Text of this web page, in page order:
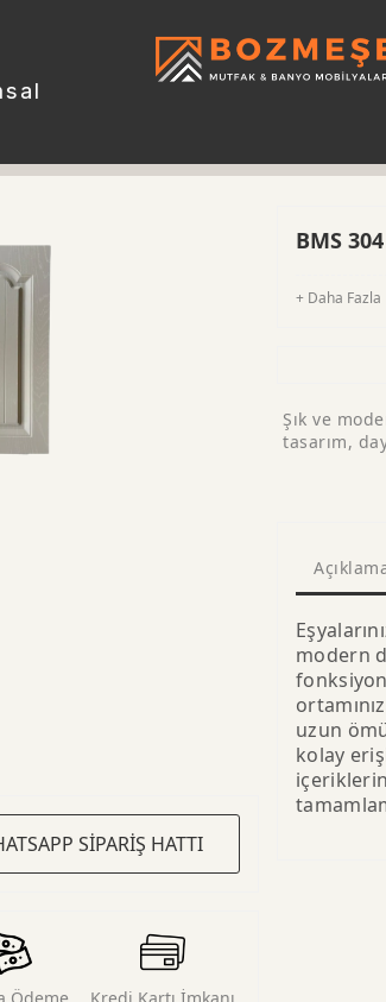
SİPARİŞ HATTI
BMS 304
+ Daha Fazla
Şık ve
tasarım,
modern
uzun
kolay